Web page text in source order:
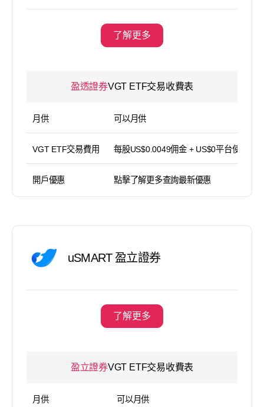
了解更多
盈透證券VGT ETF交易收費表
月供 可以月供
VGT ETF交易費用 每股US$0.0049佣金 + US$0平台使用費
開戶優惠 點擊了解更多查詢最新優惠
uSMART 盈立證券
了解更多
盈立證券VGT ETF交易收費表
月供 可以月供